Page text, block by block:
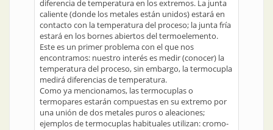
diferencia de temperatura en los extremos. La junta
caliente (donde los metales están unidos) estará en
contacto con la temperatura del proceso; la junta fría
estará en los bornes abiertos del termoelemento.
Este es un primer problema con el que nos
encontramos: nuestro interés es medir (conocer) la
temperatura del proceso, sin embargo, la termocupla
medirá diferencias de temperatura.
Como ya mencionamos, las termocuplas o
termopares estarán compuestas en su extremo por
una unión de dos metales puros o aleaciones;
ejemplos de termocuplas habituales utilizan: cromo-